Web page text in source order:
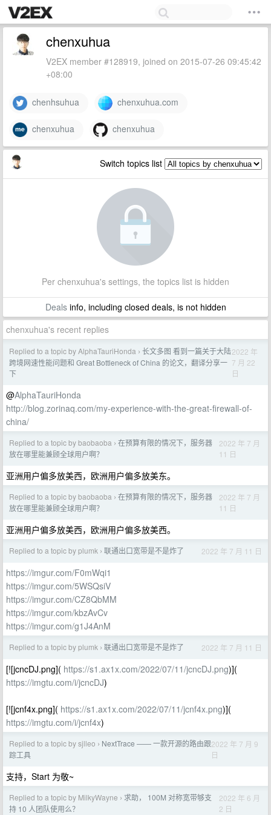
chenxuhua
V2EX member #128919, joined on 2015-07-26 09:45:42
+08:00
chenhsuhua chenxuhua.com
chenxuhua chenxuhua
Switch topics list
Per chenxuhua's settings, the topics list is hidden
Dealsinfo, including closed deals, is not hidden
chenxuhua's recent replies
Replied to a topic by AlphaTauriHonda › 长文多图 看到一篇关于大陆
跨境网速性能问题和 Great Bottleneck of China 的论文，翻译分享一
下
2022 年
7 月 22
日
@AlphaTauriHonda
http://blog.zorinaq.com/my-experience-with-the-great-firewall-of-
china/
Replied to a topic by baobaoba › 在预算有限的情况下，服务器
放在哪里能兼顾全球用户啊？
2022 年 7 月
11 日
亚洲用户偏多放美西，欧洲用户偏多放美东。
Replied to a topic by baobaoba › 在预算有限的情况下，服务器
放在哪里能兼顾全球用户啊？
2022 年 7 月
11 日
亚洲用户偏多放美西，欧洲用户偏多放美西。
Replied to a topic by plumk › 联通出口宽带是不是炸了 2022 年 7 月 11 日
https://imgur.com/F0mWqi1
https://imgur.com/5WSQsiV
https://imgur.com/CZ8QbMM
https://imgur.com/kbzAvCv
https://imgur.com/g1J4AnM
Replied to a topic by plumk › 联通出口宽带是不是炸了 2022 年 7 月 11 日
[![jcncDJ.png]( https://s1.ax1x.com/2022/07/11/jcncDJ.png)](
https://imgtu.com/i/jcncDJ)
[![jcnf4x.png]( https://s1.ax1x.com/2022/07/11/jcnf4x.png)](
https://imgtu.com/i/jcnf4x)
Replied to a topic by sjlleo › NextTrace —— 一款开源的路由跟
踪工具
2022 年 7 月 9
日
支持，Start 为敬~
Replied to a topic by MilkyWayne › 求助， 100M 对称宽带够支
持 10 人团队使用么？
2022 年 6 月
2 日